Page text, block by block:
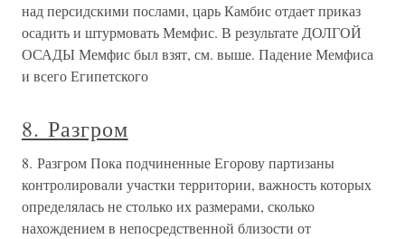
над персидскими послами, царь Камбис отдает приказ
осадить и штурмовать Мемфис. В результате ДОЛГОЙ
ОСАДЫ Мемфис был взят, см. выше. Падение Мемфиса
и всего Египетского
8. Разгром
8. Разгром Пока подчиненные Егорову партизаны
контролировали участки территории, важность которых
определялась не столько их размерами, сколько
нахождением в непосредственной близости от